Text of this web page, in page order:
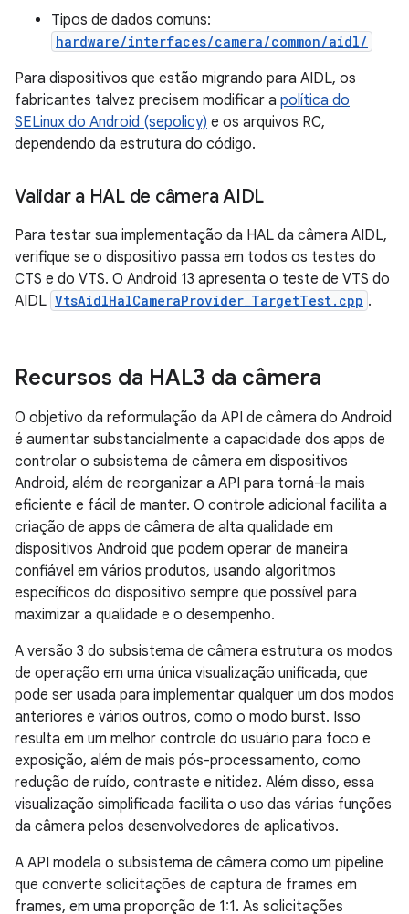
Tipos de dados comuns:
hardware/interfaces/camera/common/aidl/
Para dispositivos que estão migrando para AIDL, os
fabricantes talvez precisem modificar a política do
SELinux do Android (sepolicy) e os arquivos RC,
dependendo da estrutura do código.
Validar a HAL de câmera AIDL
Para testar sua implementação da HAL da câmera AIDL,
verifique se o dispositivo passa em todos os testes do
CTS e do VTS. O Android 13 apresenta o teste de VTS do
AIDL VtsAidlHalCameraProvider_TargetTest.cpp .
Recursos da HAL3 da câmera
O objetivo da reformulação da API de câmera do Android
é aumentar substancialmente a capacidade dos apps de
controlar o subsistema de câmera em dispositivos
Android, além de reorganizar a API para torná-la mais
eficiente e fácil de manter. O controle adicional facilita a
criação de apps de câmera de alta qualidade em
dispositivos Android que podem operar de maneira
confiável em vários produtos, usando algoritmos
específicos do dispositivo sempre que possível para
maximizar a qualidade e o desempenho.
A versão 3 do subsistema de câmera estrutura os modos
de operação em uma única visualização unificada, que
pode ser usada para implementar qualquer um dos modos
anteriores e vários outros, como o modo burst. Isso
resulta em um melhor controle do usuário para foco e
exposição, além de mais pós-processamento, como
redução de ruído, contraste e nitidez. Além disso, essa
visualização simplificada facilita o uso das várias funções
da câmera pelos desenvolvedores de aplicativos.
A API modela o subsistema de câmera como um pipeline
que converte solicitações de captura de frames em
frames, em uma proporção de 1:1. As solicitações